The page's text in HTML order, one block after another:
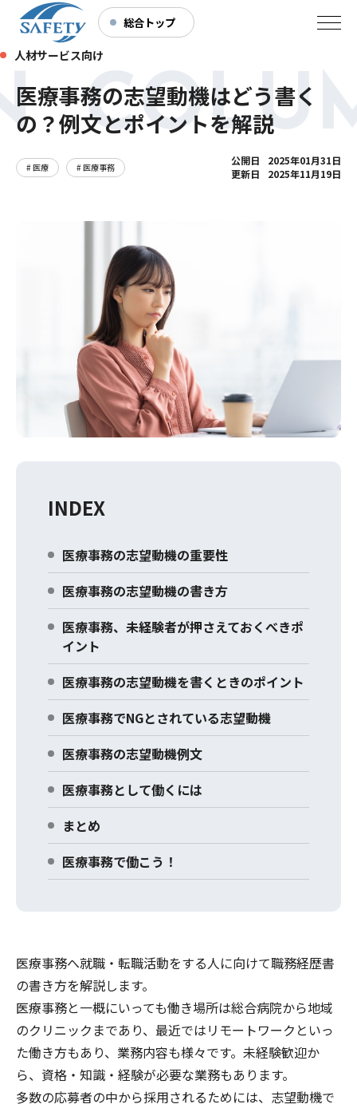
総合トップ
人材サービス向け
医療事務の志望動機はどう書く
の？例文とポイントを解説
# 医療 # 医療事務
公開日
2025年01月31日
更新日
2025年11月19日
INDEX
医療事務の志望動機の重要性
医療事務の志望動機の書き方
医療事務、未経験者が押さえておくべきポ
イント
医療事務の志望動機を書くときのポイント
医療事務でNGとされている志望動機
医療事務の志望動機例文
医療事務として働くには
まとめ
医療事務で働こう！
医療事務へ就職・転職活動をする人に向けて職務経歴書
の書き方を解説します。
医療事務と一概にいっても働き場所は総合病院から地域
のクリニックまであり、最近ではリモートワークといっ
た働き方もあり、業務内容も様々です。未経験歓迎か
ら、資格・知識・経験が必要な業務もあります。
多数の応募者の中から採用されるためには、志望動機で